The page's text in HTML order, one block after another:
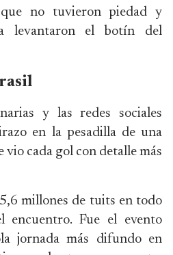
que no tuvieron piedad y
levantaron el botín del
y las redes sociales
en la pesadilla de una
vio cada gol con detalle más
millones de tuits en todo
encuentro. Fue el evento
jornada más difundo en